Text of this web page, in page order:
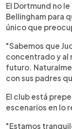
El Dortmund no
Bellingham para
único que
"Sabemos que
concentrado y al
futuro.
con sus padres
El club está
escenarios en lo
"Estamos